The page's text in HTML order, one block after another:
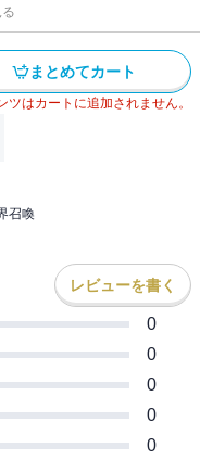
まとめてカート
はカートに追加されません。
召喚
レビューを書く
0
0
0
0
0